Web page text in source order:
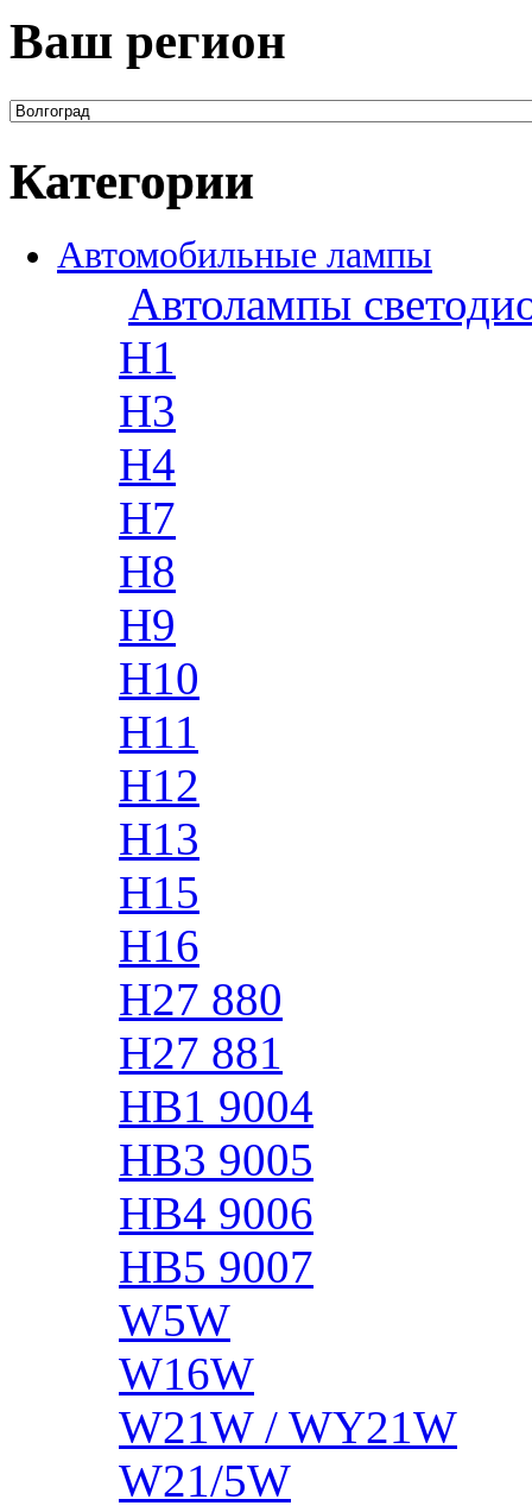
Ваш регион
Категории
Автомобильные лампы
Автолампы
H1
H3
H4
H7
H8
H9
H10
H11
H12
H13
H15
H16
H27 880
H27 881
HB1 9004
HB3 9005
HB4 9006
HB5 9007
W5W
W16W
W21W / WY21W
W21/5W